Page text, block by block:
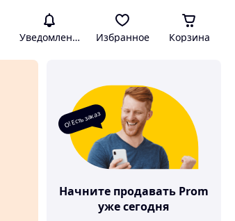
Уведомления Избранное Корзина
О! Есть заказ
Начните продавать Prom
уже сегодня